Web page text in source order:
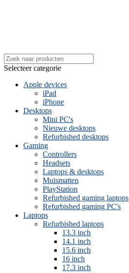
Selecteer categorie
Apple devices
iPad
iPhone
Desktops
Mini PC's
Nieuwe desktops
Refurbished desktops
Gaming
Controllers
Headsets
Laptops & desktops
Muismatten
PlayStation
Refurbished gaming laptops
Refurbished gaming PC's
Laptops
Refurbished laptops
13.3 inch
14.1 inch
15.6 inch
16 inch
17.3 inch